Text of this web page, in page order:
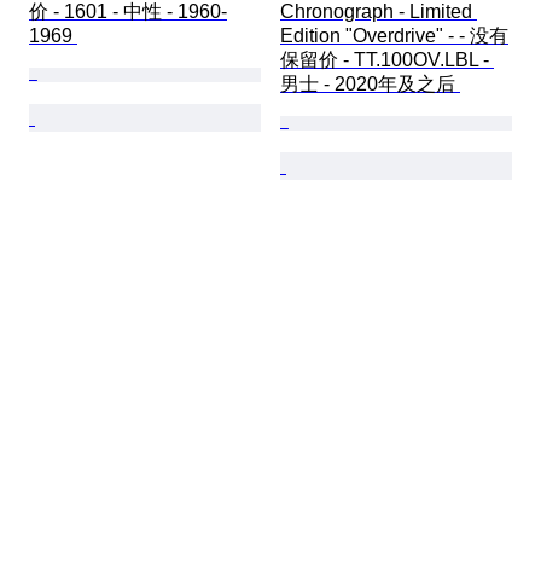
价 - 1601 - 中性 - 1960-
1969
Chronograph - Limited
Edition "Overdrive" - - 没有
保留价 - TT.100OV.LBL -
男士 - 2020年及之后